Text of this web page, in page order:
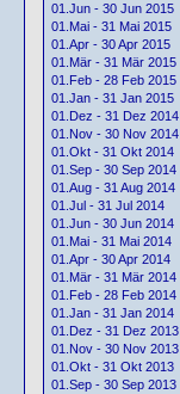
01.Jun - 30 Jun 2015
01.Mai - 31 Mai 2015
01.Apr - 30 Apr 2015
01.Mär - 31 Mär 2015
01.Feb - 28 Feb 2015
01.Jan - 31 Jan 2015
01.Dez - 31 Dez 2014
01.Nov - 30 Nov 2014
01.Okt - 31 Okt 2014
01.Sep - 30 Sep 2014
01.Aug - 31 Aug 2014
01.Jul - 31 Jul 2014
01.Jun - 30 Jun 2014
01.Mai - 31 Mai 2014
01.Apr - 30 Apr 2014
01.Mär - 31 Mär 2014
01.Feb - 28 Feb 2014
01.Jan - 31 Jan 2014
01.Dez - 31 Dez 2013
01.Nov - 30 Nov 2013
01.Okt - 31 Okt 2013
01.Sep - 30 Sep 2013